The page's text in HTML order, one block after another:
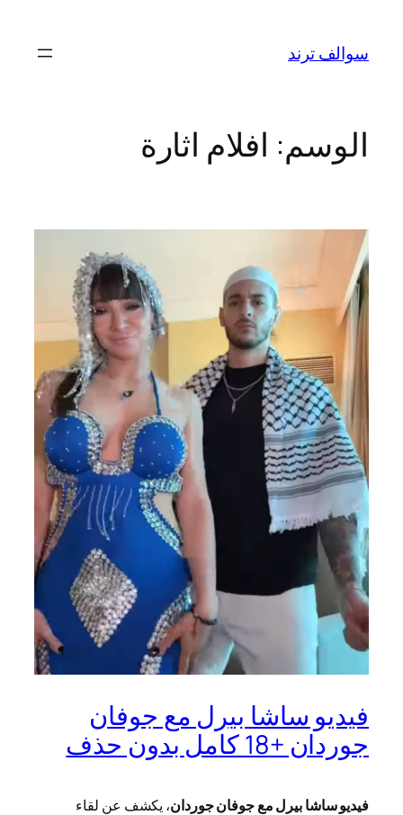
المحتوى
سوالف ترند
الوسم: افلام اثارة
فيديو ساشا بيرل مع جوفان
جوردان +18 كامل بدون حذف
فيديو ساشا بيرل مع جوفان جوردان، يكشف عن لقاء